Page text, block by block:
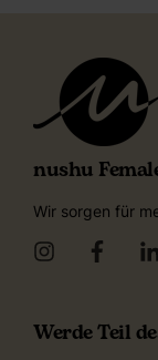
nushu
Wir sorgen für
Werde Teil